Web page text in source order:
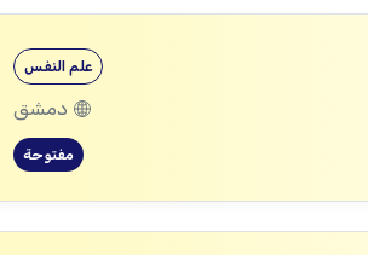
علم النفس
دمشق
مفتوحة